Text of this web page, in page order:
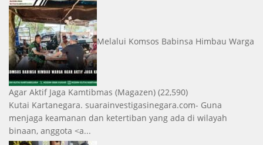
Melalui Komsos Babinsa Himbau Warga
Agar Aktif Jaga Kamtibmas (Magazen) (22,590)
Kutai Kartanegara. suarainvestigasinegara.com- Guna
menjaga keamanan dan ketertiban yang ada di wilayah
binaan, anggota <a...